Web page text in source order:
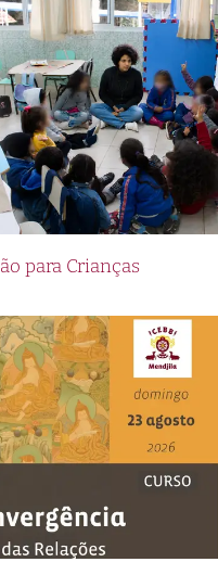
para Crianças